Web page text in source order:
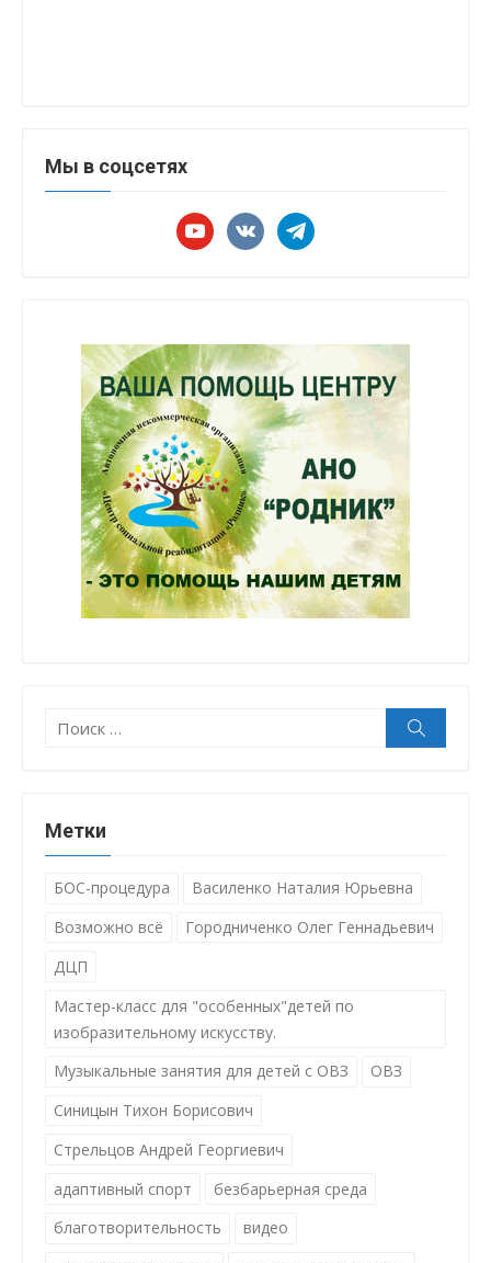
Мы в соцсетях
youtubevkontaktetelegram
Поиск:
Метки
БОС-процедура
Василенко Наталия Юрьевна
Возможно всё
Городниченко Олег Геннадьевич
ДЦП
Мастер-класс для "особенных"детей по
изобразительному искусству.
Музыкальные занятия для детей с ОВЗ
ОВЗ
Синицын Тихон Борисович
Стрельцов Андрей Георгиевич
адаптивный спорт
безбарьерная среда
благотворительность
видео